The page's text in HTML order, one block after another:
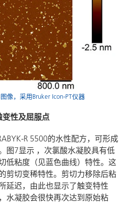
像，采用Bruker Icon-PT仪器
性及屈服点
R 5500的水性配方，可形成
图7显示 ，次氯酸水凝胶具有低
低粘度（见蓝色曲线）特性。这
剪切变稀特性。剪切力移除后粘
延迟，由此也显示了触变特性
水凝胶会很快再次达到原始粘